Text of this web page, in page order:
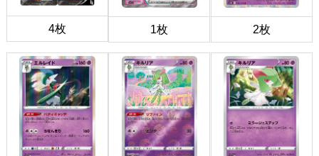
4枚 1枚 2枚